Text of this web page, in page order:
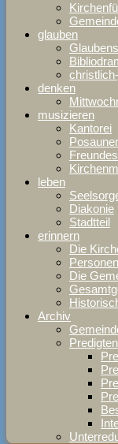
glauben
denken
musizieren
Kantorei
leben
Diakonie
Stadtteil
erinnern
Die
Die
Archiv
Predigten